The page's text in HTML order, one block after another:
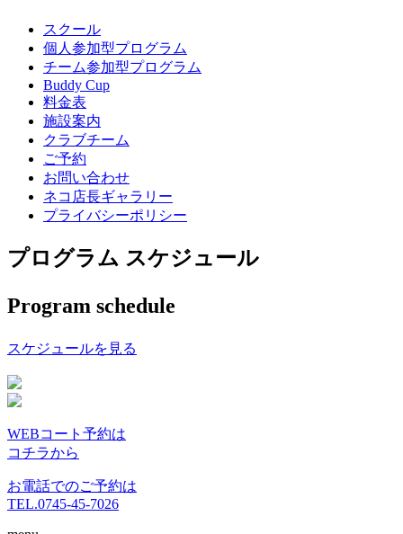
スクール
個人参加型プログラム
チーム参加型プログラム
Buddy Cup
料金表
施設案内
クラブチーム
ご予約
お問い合わせ
ネコ店長ギャラリー
プライバシーポリシー
プログラム スケジュール
Program schedule
スケジュールを見る
WEBコート予約は
コチラから
お電話でのご予約は
TEL.0745-45-7026